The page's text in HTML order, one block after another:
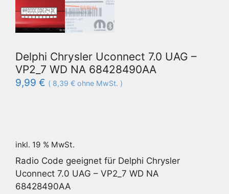
Delphi Chrysler Uconnect 7.0 UAG –
VP2_7 WD NA 68428490AA
9,99 € ( 8,39 € ohne MwSt. )
inkl. 19 % MwSt.
Radio Code geeignet für Delphi Chrysler
Uconnect 7.0 UAG – VP2_7 WD NA
68428490AA